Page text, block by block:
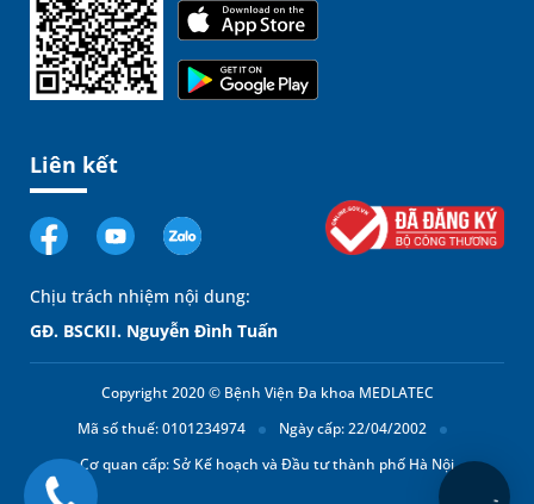
Liên kết
Chịu trách nhiệm nội dung:
GĐ. BSCKII. Nguyễn Đình Tuấn
Copyright 2020 © Bệnh Viện Đa khoa MEDLATEC
Mã số thuế: 0101234974
Ngày cấp: 22/04/2002
Cơ quan cấp: Sở Kế hoạch và Đầu tư thành phố Hà Nội